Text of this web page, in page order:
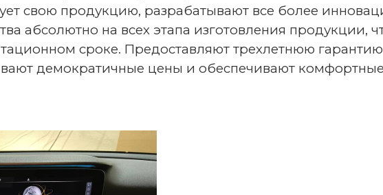
свою продукцию, разрабатывают все более
абсолютно на всех этапа изготовления продукции,
сроке. Предоставляют трехлетнюю
демократичные цены и обеспечивают